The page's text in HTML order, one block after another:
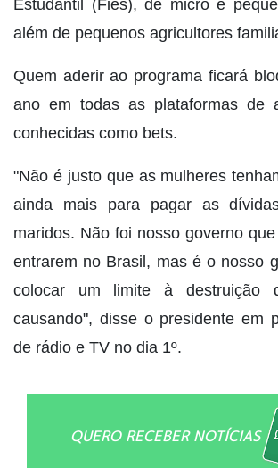
Estudantil (Fies), de micro e
além de pequenos agricultores
Quem aderir ao programa ficará
ano em todas as plataformas de
conhecidas como bets.
"Não é justo que as mulheres
ainda mais para pagar as
maridos. Não foi nosso governo
entrarem no Brasil, mas é o nosso
colocar um limite à destruição
causando", disse o presidente em
de rádio e TV no dia 1º.
QUERO RECEBER NOTÍCIAS